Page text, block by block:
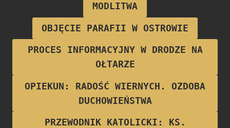
MODLITWA
OBJĘCIE PARAFII W OSTROWIE
PROCES INFORMACYJNY W DRODZE NA
OŁTARZE
OPIEKUN: RADOŚĆ WIERNYCH. OZDOBA
DUCHOWIEŃSTWA
PRZEWODNIK KATOLICKI: KS.